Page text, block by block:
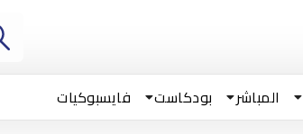
المباشر بودكاست فايسبوكيات